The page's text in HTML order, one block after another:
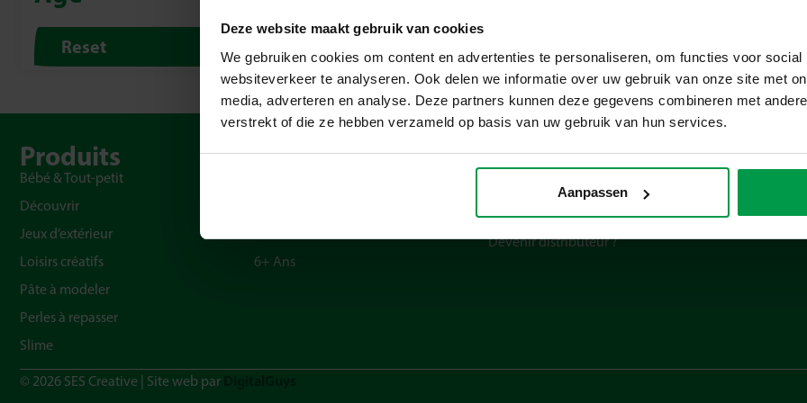
Deze website maakt gebruik van cookies
We gebruiken cookies om content en advertenties te personaliseren, om functies voor
websiteverkeer te analyseren. Ook delen we informatie over uw gebruik van onze site met
media, adverteren en analyse. Deze partners kunnen deze gegevens combineren met
verstrekt of die ze hebben verzameld op basis van uw gebruik van hun services.
Aanpassen
Reset
Produits
Bébé & Tout-petit
Découvrir
Jeux d’extérieur
Loisirs créatifs
Pâte à modeler
Perles à repasser
Slime
Âge
6+ Ans
A propos de
Contact
Devenir distributeur ?
© 2026 SES Creative | Site web par